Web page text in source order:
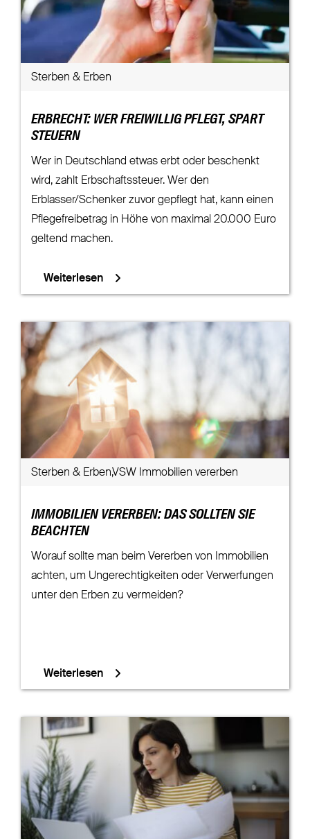
Sterben & Erben
ERBRECHT: WER FREIWILLIG PFLEGT, SPART
STEUERN
Wer in Deutschland etwas erbt oder beschenkt
wird, zahlt Erbschaftssteuer. Wer den
Erblasser/Schenker zuvor gepflegt hat, kann einen
Pflegefreibetrag in Höhe von maximal 20.000 Euro
geltend machen.
Weiterlesen
Sterben & Erben,VSW Immobilien vererben
IMMOBILIEN VERERBEN: DAS SOLLTEN SIE
BEACHTEN
Worauf sollte man beim Vererben von Immobilien
achten, um Ungerechtigkeiten oder Verwerfungen
unter den Erben zu vermeiden?
Weiterlesen